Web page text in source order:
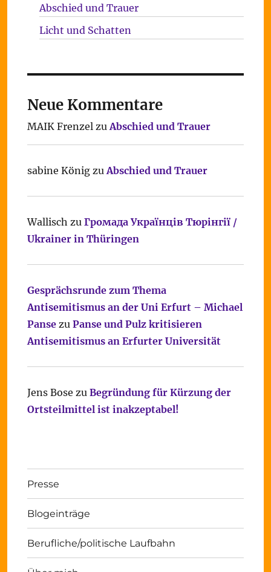
Abschied und Trauer
Licht und Schatten
Neue Kommentare
MAIK FrenzelzuAbschied und Trauer
sabine KönigzuAbschied und Trauer
Wallisch zu Громада Українців Тюрінгії /
Ukrainer in Thüringen
Gesprächsrunde zum Thema
Antisemitismus an der Uni Erfurt – Michael
Pansezu Panse und Pulz kritisieren
Antisemitismus an Erfurter Universität
Jens Bose zu Begründung für Kürzung der
Ortsteilmittel ist inakzeptabel!
Presse
Blogeinträge
Berufliche/politische Laufbahn